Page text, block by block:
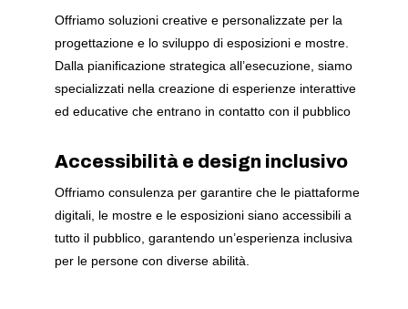
Offriamo soluzioni creative e personalizzate per la
progettazione e lo sviluppo di esposizioni e mostre.
Dalla pianificazione strategica all’esecuzione, siamo
specializzati nella creazione di esperienze interattive
ed educative che entrano in contatto con il pubblico
Accessibilità e design inclusivo
Offriamo consulenza per garantire che le piattaforme
digitali, le mostre e le esposizioni siano accessibili a
tutto il pubblico, garantendo un’esperienza inclusiva
per le persone con diverse abilità.